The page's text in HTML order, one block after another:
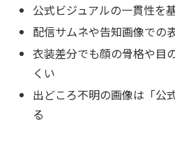
公式ビジュアルの一貫性を
配信サムネや告知画像での
衣装差分でも顔の骨格や目
くい
出どころ不明の画像は「公
る